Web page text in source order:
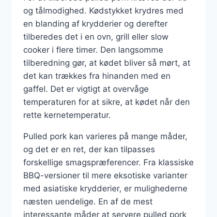
og tålmodighed. Kødstykket krydres med
en blanding af krydderier og derefter
tilberedes det i en ovn, grill eller slow
cooker i flere timer. Den langsomme
tilberedning gør, at kødet bliver så mørt, at
det kan trækkes fra hinanden med en
gaffel. Det er vigtigt at overvåge
temperaturen for at sikre, at kødet når den
rette kernetemperatur.
Pulled pork kan varieres på mange måder,
og det er en ret, der kan tilpasses
forskellige smagspræferencer. Fra klassiske
BBQ-versioner til mere eksotiske varianter
med asiatiske krydderier, er mulighederne
næsten uendelige. En af de mest
interessante måder at servere pulled pork